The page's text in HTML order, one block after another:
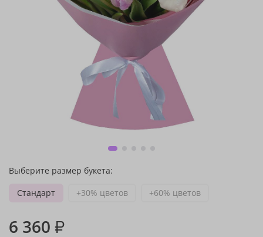
Выберите размер букета:
Стандарт
+30% цветов +60% цветов
6 360 ₽